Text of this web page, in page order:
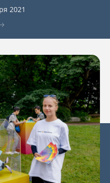
2021